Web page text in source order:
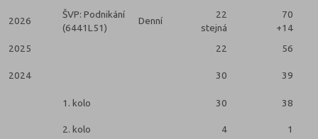
2026
ŠVP: Podnikání
(6441L51)
Denní
22
stejná
70
+14
2025
22 56
2024 30 39
1. kolo
30 38
2. kolo 4 1